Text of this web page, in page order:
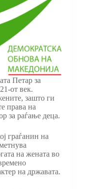
Петар за
от век.
зашто ги
права на
за раѓање деца.
граѓанин на
на жената во
на државата.